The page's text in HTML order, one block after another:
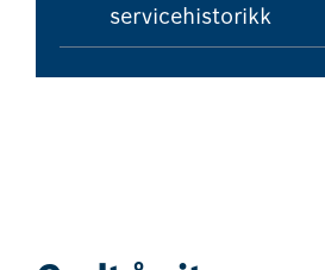
servicehistorikk